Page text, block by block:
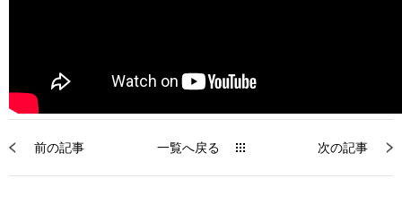
前の記事 一覧へ戻る 次の記事